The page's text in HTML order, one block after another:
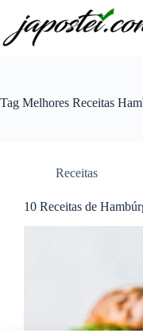
conteúdo
Tag Melhores Receitas
Receitas
10 Receitas de